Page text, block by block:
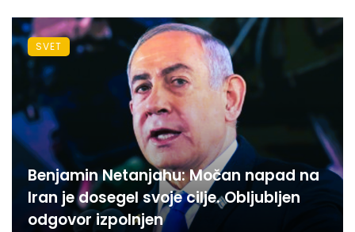
Benjamin Netanjahu: Močan napad na
Iran je dosegel svoje cilje. Obljubljen
odgovor izpolnjen
SVET